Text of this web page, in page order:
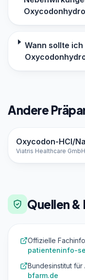
Wann sollte ich
Andere
Oxycodon-HCl/
Viatris Healthcare GmbH
Quellen &
Offizielle
patienteninfo-
Bundesinstitut
bfarm.de